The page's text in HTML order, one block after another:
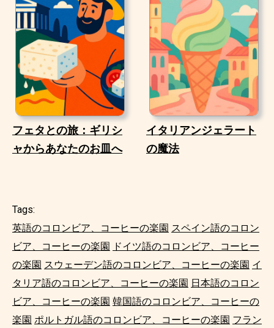
フェタとの旅：ギリシ
ャからあなたのお皿へ
イタリアンジェラート
の魔法
Tags:
英語のコロンビア、コーヒーの楽園 スペイン語のコロン
ビア、コーヒーの楽園 ドイツ語のコロンビア、コーヒー
の楽園 スウェーデン語のコロンビア、コーヒーの楽園 イ
タリア語のコロンビア、コーヒーの楽園 日本語のコロン
ビア、コーヒーの楽園 韓国語のコロンビア、コーヒーの
楽園 ポルトガル語のコロンビア、コーヒーの楽園 フラン